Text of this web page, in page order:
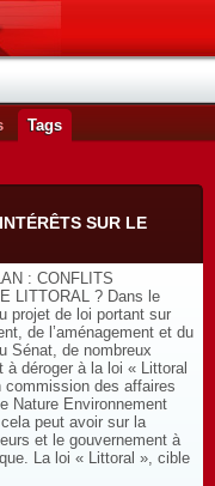
Tags
SUR LE
: CONFLITS
LITTORAL ? Dans le
projet de loi portant sur
de l’aménagement et du
Sénat, de nombreux
à déroger à la loi « Littoral
commission des affaires
Nature Environnement
peut avoir sur la
et le gouvernement à
La loi « Littoral », cible